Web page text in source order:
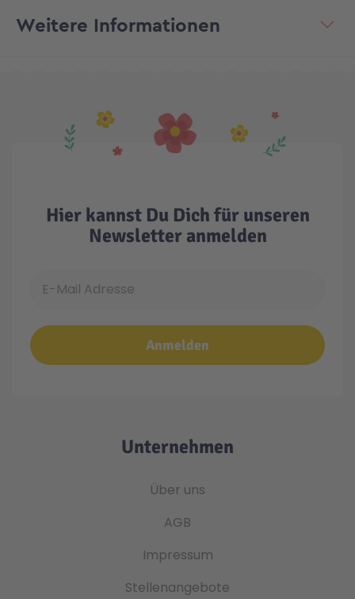
Weitere Informationen
Hier kannst Du Dich für unseren
Newsletter anmelden
Anmelden
Unternehmen
Über uns
AGB
Impressum
Stellenangebote